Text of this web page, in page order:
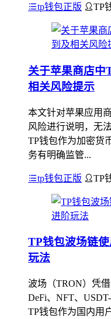
tp钱包正版 TP
关于苹果商店中
相关风险提示
本文针对苹果应用
风险进行说明，无
TP钱包作为加密货
务有明确监管...
tp钱包正版 TP
TP钱包波场链
玩法
波场（TRON）凭
DeFi、NFT、
TP钱包作为国内用